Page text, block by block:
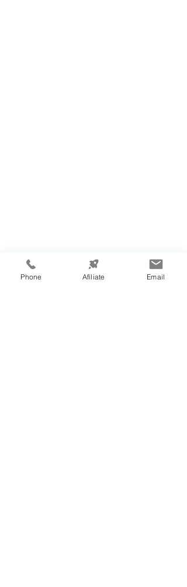
Phone Afíliate Email